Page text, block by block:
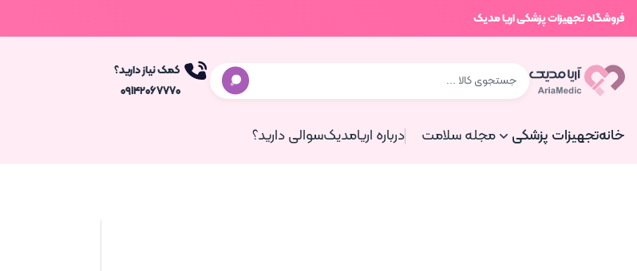
فروشگاه تجهیزات پزشکی اریا مدیک
کمک نیاز دارید؟
۰۹۱۴۲۰۶۷۷۷۰
خانهتجهیزات پزشکی مجله سلامت درباره اریامدیکسوالی دارید؟